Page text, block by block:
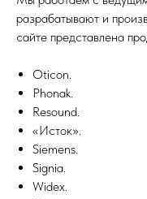
разрабатывают и
сайте представлена
Oticon.
Phonak.
Resound.
«Исток».
Siemens.
Signia.
Widex.